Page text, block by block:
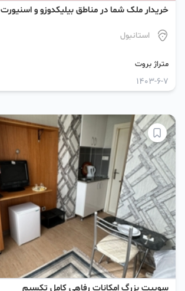
خریدار ملک شما در مناطق بیلیکدوزو و اسنیورت
استانبول
متراژ بروت
1403-6-7
سوییت بزرگ امکانات رفاهی کامل تکسیم